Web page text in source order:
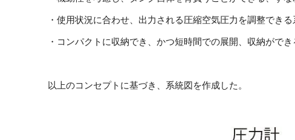
・使用状況に合わせ、出力される圧縮空気圧力を調整できる
・コンパクトに収納でき、かつ短時間での展開、収納がで
以上のコンセプトに基づき、系統図を作成した。